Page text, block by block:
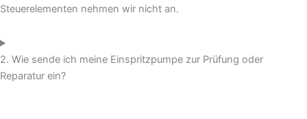
Steuerelementen nehmen wir nicht an.
2. Wie sende ich meine Einspritzpumpe zur Prüfung oder
Reparatur ein?